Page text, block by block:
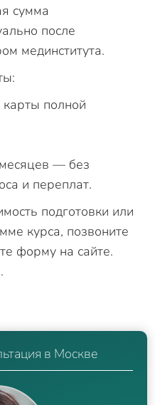
сумма
после
мединститута.
карты полной
— без
и переплат.
подготовки или
курса, позвоните
форму на сайте.
в Москве